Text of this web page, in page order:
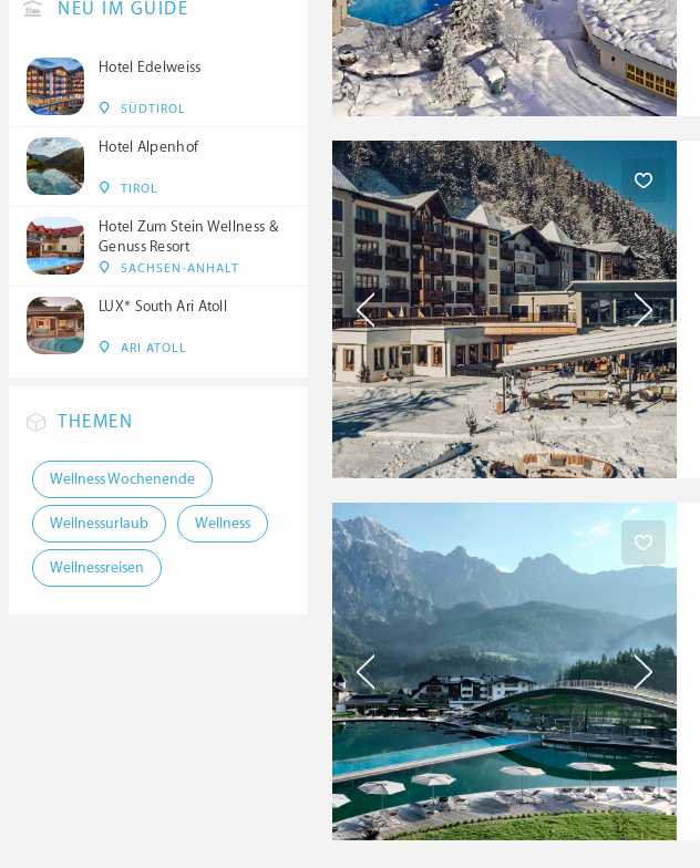
NEU IM GUIDE
Hotel Edelweiss
SÜDTIROL
Hotel Alpenhof
TIROL
Hotel Zum Stein Wellness &
Genuss Resort
SACHSEN-ANHALT
LUX* South Ari Atoll
ARI ATOLL
THEMEN
Wellness Wochenende
Wellnessurlaub Wellness
Wellnessreisen